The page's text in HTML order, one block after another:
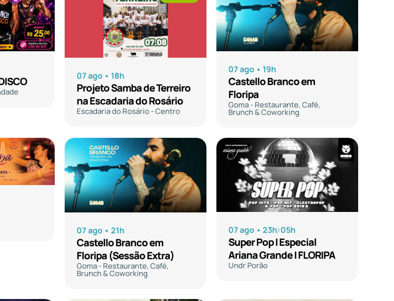
07 ago • 18h
Projeto Samba de Terreiro
na Escadaria do Rosário
Escadaria do Rosário - Centro
07 ago • 19h
Castello Branco em
Floripa
Goma - Restaurante, Café,
Brunch & Coworking
07 ago • 21h
Castello Branco em
Floripa (Sessão Extra)
Goma - Restaurante, Café,
Brunch & Coworking
07 ago • 23h 05h
Super Pop | Especial
Ariana Grande | FLORIPA
Undr Porão